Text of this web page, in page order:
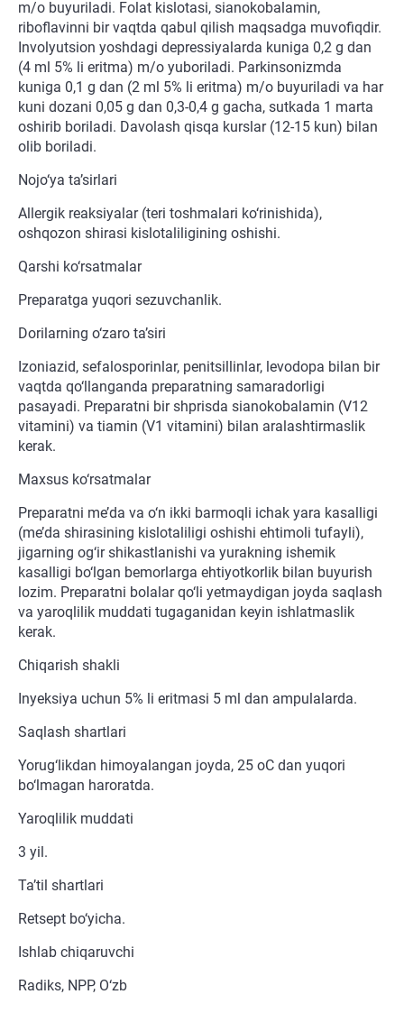
m/o buyuriladi. Folat kislotasi, sianokobalamin,
riboflavinni bir vaqtda qabul qilish maqsadga muvofiqdir.
Involyutsion yoshdagi depressiyalarda kuniga 0,2 g dan
(4 ml 5% li eritma) m/o yuboriladi. Parkinsonizmda
kuniga 0,1 g dan (2 ml 5% li eritma) m/o buyuriladi va har
kuni dozani 0,05 g dan 0,3-0,4 g gacha, sutkada 1 marta
oshirib boriladi. Davolash qisqa kurslar (12-15 kun) bilan
olib boriladi.
Nojo‘ya ta’sirlari
Allergik reaksiyalar (teri toshmalari ko‘rinishida),
oshqozon shirasi kislotaliligining oshishi.
Qarshi ko‘rsatmalar
Preparatga yuqori sezuvchanlik.
Dorilarning o‘zaro ta’siri
Izoniazid, sefalosporinlar, penitsillinlar, levodopa bilan bir
vaqtda qo‘llanganda preparatning samaradorligi
pasayadi. Preparatni bir shprisda sianokobalamin (V12
vitamini) va tiamin (V1 vitamini) bilan aralashtirmaslik
kerak.
Maxsus ko‘rsatmalar
Preparatni me’da va o‘n ikki barmoqli ichak yara kasalligi
(me’da shirasining kislotaliligi oshishi ehtimoli tufayli),
jigarning og‘ir shikastlanishi va yurakning ishemik
kasalligi bo‘lgan bemorlarga ehtiyotkorlik bilan buyurish
lozim. Preparatni bolalar qo‘li yetmaydigan joyda saqlash
va yaroqlilik muddati tugaganidan keyin ishlatmaslik
kerak.
Chiqarish shakli
Inyeksiya uchun 5% li eritmasi 5 ml dan ampulalarda.
Saqlash shartlari
Yorug‘likdan himoyalangan joyda, 25 oC dan yuqori
bo‘lmagan haroratda.
Yaroqlilik muddati
3 yil.
Ta’til shartlari
Retsept bo‘yicha.
Ishlab chiqaruvchi
Radiks, NPP, O‘zb